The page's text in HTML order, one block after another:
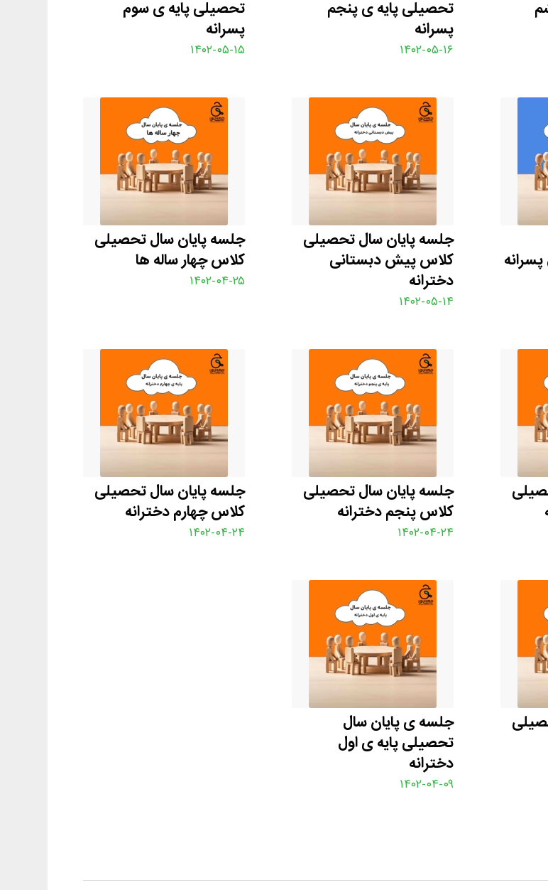
تحصیلی پایه ی پنجم
پسرانه
۱۴۰۲-۰۵-۱۶
تحصیلی پایه ی سوم
پسرانه
۱۴۰۲-۰۵-۱۵
جلسه پایان سال تحصیلی
کلاس پیش دبستانی
دخترانه
۱۴۰۲-۰۵-۱۴
جلسه پایان سال تحصیلی
کلاس چهار ساله ها
۱۴۰۲-۰۴-۲۵
جلسه پایان سال تحصیلی
کلاس پنجم دخترانه
۱۴۰۲-۰۴-۲۴
جلسه پایان سال تحصیلی
کلاس چهارم دخترانه
۱۴۰۲-۰۴-۲۴
جلسه ی پایان سال
تحصیلی پایه ی اول
دخترانه
۱۴۰۲-۰۴-۰۹